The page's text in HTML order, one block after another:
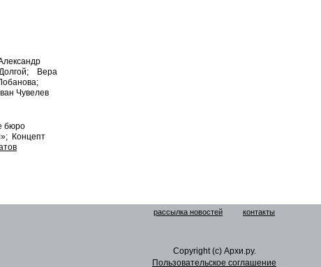
Вера
Чувелев
бюро
Концепт
рассылка новостей контакты
Copyright (c) Архи.ру.
Пользовательское соглашение